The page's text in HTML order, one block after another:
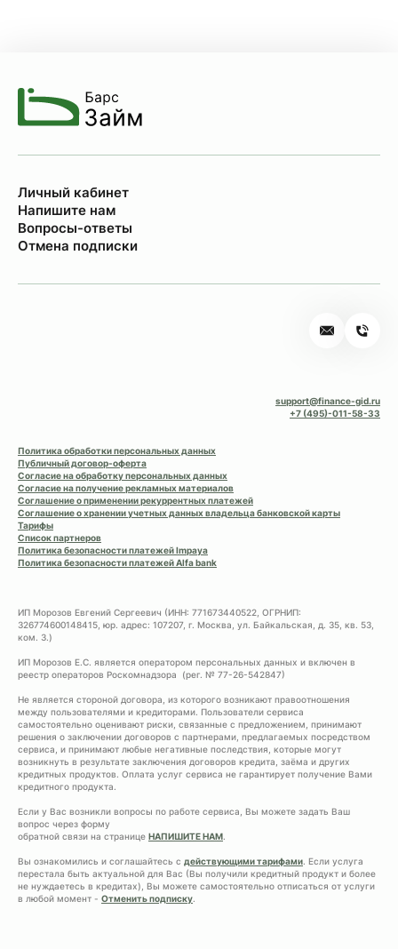
Личный кабинет
Напишите нам
Вопросы-ответы
Отмена подписки
support@finance-gid.ru
+7 (495)-011-58-33
Политика обработки персональных данных
Публичный договор-оферта
Согласие на обработку персональных данных
Согласие на получение рекламных материалов
Соглашение о применении рекуррентных платежей
Соглашение о хранении учетных данных владельца банковской карты
Тарифы
Список партнеров
Политика безопасности платежей Impaya
Политика безопасности платежей Alfa bank
ИП Морозов Евгений Сергеевич (ИНН: 771673440522, ОГРНИП:
326774600148415, юр. адрес: 107207, г. Москва, ул. Байкальская, д. 35, кв. 53,
ком. 3.)
ИП Морозов Е.С. является оператором персональных данных и включен в
реестр операторов Роскомнадзора (рег. № 77-26-542847)
Не является стороной договора, из которого возникают правоотношения
между пользователями и кредиторами. Пользователи сервиса
самостоятельно оценивают риски, связанные с предложением, принимают
решения о заключении договоров с партнерами, предлагаемых посредством
сервиса, и принимают любые негативные последствия, которые могут
возникнуть в результате заключения договоров кредита, заёма и других
кредитных продуктов. Оплата услуг сервиса не гарантирует получение Вами
кредитного продукта.
Если у Вас возникли вопросы по работе сервиса, Вы можете задать Ваш
вопрос через форму
обратной связи на странице НАПИШИТЕ НАМ.
Вы ознакомились и соглашайтесь с действующими тарифами. Если услуга
перестала быть актуальной для Вас (Вы получили кредитный продукт и более
не нуждаетесь в кредитах), Вы можете самостоятельно отписаться от услуги
в любой момент - Отменить подписку.